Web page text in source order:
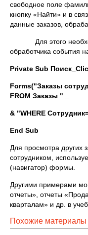
свободное поле
кнопку «Найти» и в
данные заказов,
Для этого
обработчика события
Private Sub
Forms("Заказы
FROM Заказы " _
& "WHERE
End Sub
Для просмотра других
сотрудником,
(навигатор) формы.
Другими примерами
отчеты», отчеты
кварталам» и др. в
Похожие материалы